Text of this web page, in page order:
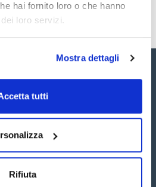
hai fornito loro o che hanno
loro servizi.
Mostra dettagli
tutti
Rifiuta